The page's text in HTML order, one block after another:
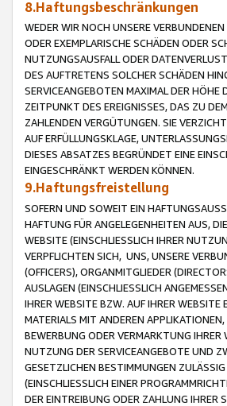
8.Haftungsbeschränkungen
WEDER WIR NOCH UNSERE
ODER EXEMPLARISCHE SCHÄDEN ODER
NUTZUNGSAUSFALL ODER
DES AUFTRETENS SOLCHER SCHÄDEN
SERVICEANGEBOTEN MAXIMAL DER
ZEITPUNKT DES EREIGNISSES, DAS ZU
ZAHLENDEN VERGÜTUNGEN. SIE
AUF ERFÜLLUNGSKLAGE,
DIESES ABSATZES BEGRÜNDET EINE
EINGESCHRÄNKT WERDEN KÖNNEN.
9.Haftungsfreistellung
SOFERN UND SOWEIT EIN
HAFTUNG FÜR ANGELEGENHEITEN AUS,
WEBSITE (EINSCHLIESSLICH IHRER
VERPFLICHTEN SICH, UNS, UNSERE
(OFFICERS), ORGANMITGLIEDER
AUSLAGEN (EINSCHLIESSLICH
IHRER WEBSITE BZW. AUF IHRER WEBSITE
MATERIALS MIT ANDEREN
BEWERBUNG ODER VERMARKTUNG IHRER
NUTZUNG DER SERVICEANGEBOTE UND
GESETZLICHEN BESTIMMUNGEN
(EINSCHLIESSLICH EINER
DER EINTREIBUNG ODER ZAHLUNG IHRER